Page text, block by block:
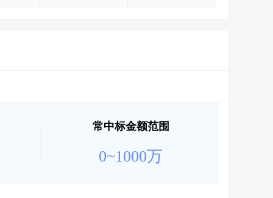
常中标金额范围
0~1000万